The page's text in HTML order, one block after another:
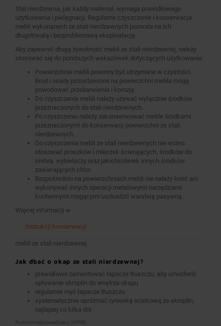
Stal nierdzewna, jak każdy materiał, wymaga prawidłowego
użytkowania i pielęgnacji. Regularne czyszczenie i konserwacja
mebli wykonanych ze stali nierdzewnych pozwala na ich
długotrwałą i bezproblemową eksploatację.
Aby zapewnić długą żywotność mebli ze stali nierdzewnej, należy
stosować się do poniższych wskazówek dotyczących użytkowania:
Powierzchnie mebli powinny być utrzymane w czystości.
Brud i osady pozostawione na powierzchni mebla mogą
powodować przebarwienia i korozję.
Do czyszczenia mebli należy używać wyłącznie środków
przeznaczonych do stali nierdzewnych.
Po czyszczeniu należy zakonserwować meble środkami
przeznaczonymi do konserwacji powierzchni ze stali
nierdzewnych.
Do czyszczenia mebli ze stali nierdzewnych nie wolno
stosować proszków i mleczek ścierających, środków do
srebra, wybielaczy oraz jakichkolwiek innych środków
zawierających chlor.
Bezpośrednio na powierzchniach mebli nie należy kroić ani
wykonywać innych operacji metalowymi narzędziami
kuchennymi mogącymi uszkodzić warstwę pasywną.
Więcej informacji w
instrukcji konserwacji
mebli ze stali nierdzewnej
Jak dbać o okap ze stali nierdzewnej?
prawidłowo zamontować łapacze tłuszczu, aby umożliwić
spływanie skroplin do wnętrza okapu
regularnie myć łapacze tłuszczu
systematycznie opróżniać rynienkę ociekową ze skroplin,
najlepiej co kilka dni
Podmiot odpowiedzialny (GPSR):